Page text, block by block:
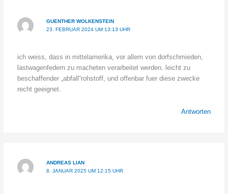
GUENTHER WOLKENSTEIN
23. FEBRUAR 2024 UM 13:13 UHR
ich weiss, dass in mittelamerika, vor allem von dorfschmieden,
lastwagenfedern zu macheten verarbeitet werden. leicht zu
beschaffender „abfall“rohstoff, und offenbar fuer diese zwecke
recht geeignet.
Antworten
ANDREAS LIAN
8. JANUAR 2025 UM 12:15 UHR